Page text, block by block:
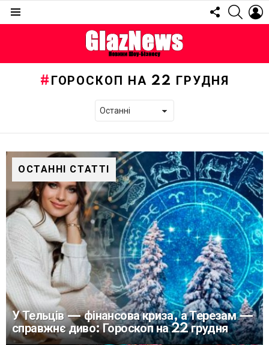
FOLLOW
US
ГОРОСКОП НА 22 ГРУДНЯ
ОСТАННІ СТАТТІ
У Тельців — фінансова криза, а Терезам —
справжнє диво: Гороскоп на 22 грудня